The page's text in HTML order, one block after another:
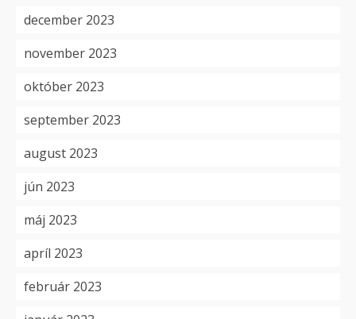
december 2023
november 2023
október 2023
september 2023
august 2023
jún 2023
máj 2023
apríl 2023
február 2023